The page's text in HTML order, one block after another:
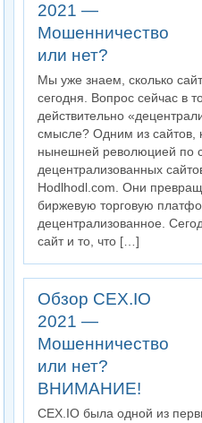
2021 —
Мошенничество
или нет?
Мы уже знаем, сколько
сегодня. Вопрос сейчас в
действительно
смысле? Одним из сайтов,
нынешней революцией по
децентрализованных
Hodlhodl.com. Они
биржевую торговую
децентрализованное.
сайт и то, что […]
Обзор CEX.IO
2021 —
Мошенничество
или нет?
ВНИМАНИЕ!
CEX.IO была одной из